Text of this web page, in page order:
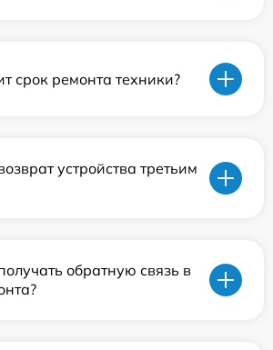
срок ремонта техники?
устройства третьим
обратную связь в